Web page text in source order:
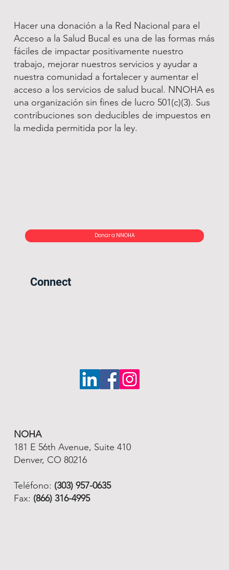
Hacer una donación a la Red Nacional para el
Acceso a la Salud Bucal es una de las formas más
fáciles de impactar positivamente nuestro
trabajo, mejorar nuestros servicios y ayudar a
nuestra comunidad a fortalecer y aumentar el
acceso a los servicios de salud bucal. NNOHA es
una organización sin fines de lucro 501(c)(3). Sus
contribuciones son deducibles de impuestos en
la medida permitida por la ley.
Donar a NNOHA
Connect
NOHA
181 E 56th Avenue, Suite 410
Denver, CO 80216
Teléfono: (303) 957-0635
Fax: (866) 316-4995